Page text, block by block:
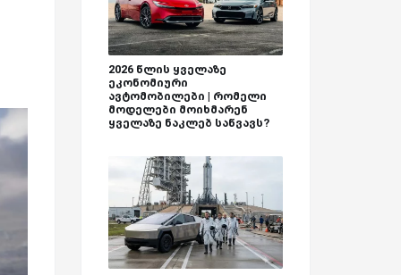
2026 წლის ყველაზე
ეკონომიური
ავტომობილები | რომელი
მოდელები მოიხმარენ
ყველაზე ნაკლებ საწვავს?